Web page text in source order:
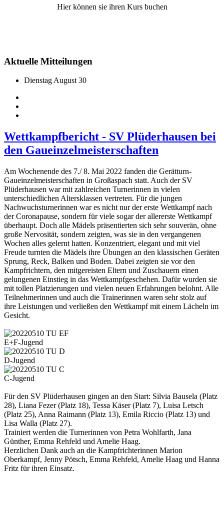
Hier können sie ihren Kurs buchen
Aktuelle Mitteilungen
Dienstag August 30
Wettkampfbericht - SV Plüderhausen bei
den Gaueinzelmeisterschaften
Am Wochenende des 7./ 8. Mai 2022 fanden die Gerätturn-
Gaueinzelmeisterschaften in Großaspach statt. Auch der SV
Plüderhausen war mit zahlreichen Turnerinnen in vielen
unterschiedlichen Altersklassen vertreten. Für die jungen
Nachwuchsturnerinnen war es nicht nur der erste Wettkampf nach
der Coronapause, sondern für viele sogar der allererste Wettkampf
überhaupt. Doch alle Mädels präsentierten sich sehr souverän, ohne
große Nervosität, sondern zeigten, was sie in den vergangenen
Wochen alles gelernt hatten. Konzentriert, elegant und mit viel
Freude turnten die Mädels ihre Übungen an den klassischen Geräten
Sprung, Reck, Balken und Boden. Dabei zeigten sie vor den
Kampfrichtern, den mitgereisten Eltern und Zuschauern einen
gelungenen Einstieg in das Wettkampfgeschehen. Dafür wurden sie
mit tollen Platzierungen und vielen neuen Erfahrungen belohnt. Alle
Teilnehmerinnen und auch die Trainerinnen waren sehr stolz auf
ihre Leistungen und verließen den Wettkampf mit einem Lächeln im
Gesicht.
E+F-Jugend
D-Jugend
C-Jugend
Für den SV Plüderhausen gingen an den Start: Silvia Bausela (Platz
28), Liana Fezer (Platz 18), Tessa Käser (Platz 7), Luisa Letsch
(Platz 25), Anna Raimann (Platz 13), Emila Riccio (Platz 13) und
Lisa Walla (Platz 27).
Trainiert werden die Turnerinnen von Petra Wohlfarth, Jana
Günther, Emma Rehfeld und Amelie Haag.
Herzlichen Dank auch an die Kampfrichterinnen Marion
Oberkampf, Jenny Pötsch, Emma Rehfeld, Amelie Haag und Hanna
Fritz für ihren Einsatz.